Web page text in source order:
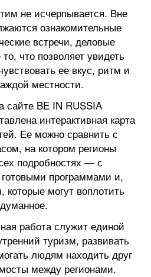
не исчерпывается. Вне
ознакомительные
встречи, деловые
что позволяет увидеть
ее вкус, ритм и
местности.
сайте BE IN RUSSIA
интерактивная карта
Ее можно сравнить с
на котором регионы
подробностях — с
программами и,
могут воплотить
работа служит единой
туризм, развивать
людям находить друг
между регионами.